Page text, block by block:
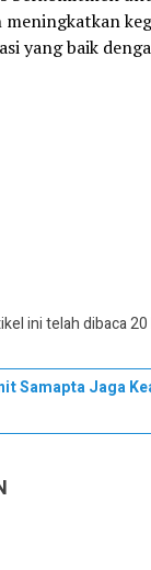
meningkatkan
yang baik
ini telah dibaca 20
Samapta Jaga